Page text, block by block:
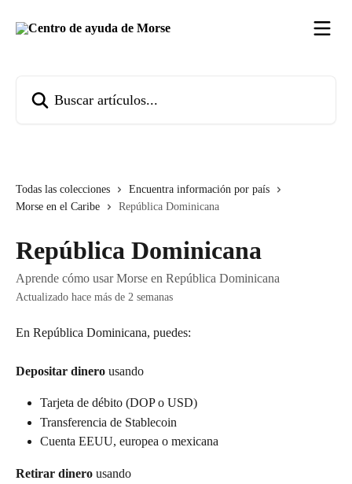
Todas las colecciones
Encuentra información por país
Morse en el Caribe
República Dominicana
República Dominicana
Aprende cómo usar Morse en República Dominicana
Actualizado hace más de 2 semanas
En República Dominicana, puedes:
Depositar dinero usando
Tarjeta de débito (DOP o USD)
Transferencia de Stablecoin
Cuenta EEUU, europea o mexicana
Retirar dinero usando